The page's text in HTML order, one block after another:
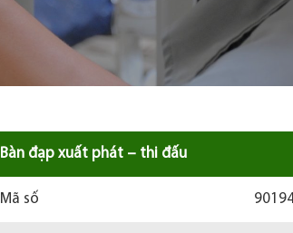
Bàn đạp xuất phát – thi đấu
Mã số